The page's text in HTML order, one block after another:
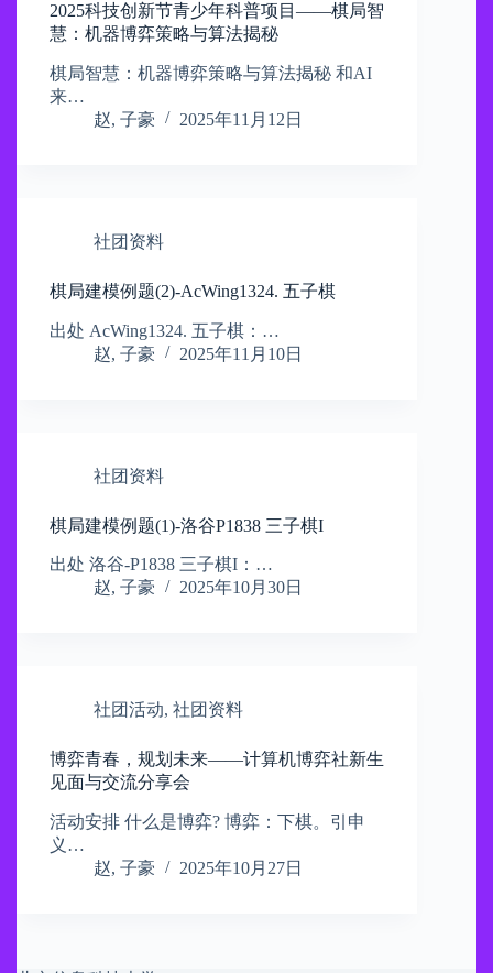
2025科技创新节青少年科普项目——棋局智
慧：机器博弈策略与算法揭秘
棋局智慧：机器博弈策略与算法揭秘 和AI
来…
赵, 子豪
2025年11月12日
社团资料
棋局建模例题(2)-AcWing1324. 五子棋
出处 AcWing1324. 五子棋：…
赵, 子豪
2025年11月10日
社团资料
棋局建模例题(1)-洛谷P1838 三子棋I
出处 洛谷-P1838 三子棋I：…
赵, 子豪
2025年10月30日
社团活动, 社团资料
博弈青春，规划未来——计算机博弈社新生
见面与交流分享会​
活动安排 什么是博弈? 博弈：下棋。引申
义…
赵, 子豪
2025年10月27日